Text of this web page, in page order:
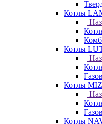
Котлы
Котлы
Котлы
Котлы